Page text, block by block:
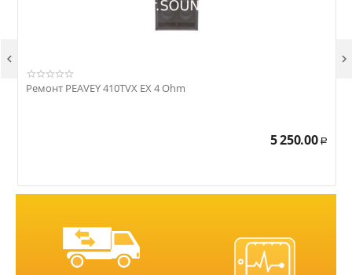
Ремонт PEAVEY 410TVX EX 4 Ohm
5 250.00 Р
 